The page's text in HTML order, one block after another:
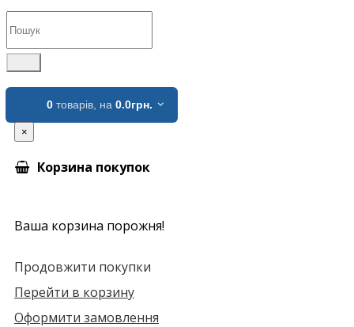
0 товарів, на 0.0грн.
×
Корзина покупок
Ваша корзина порожня!
Продовжити покупки
Перейти в корзину
Оформити замовлення